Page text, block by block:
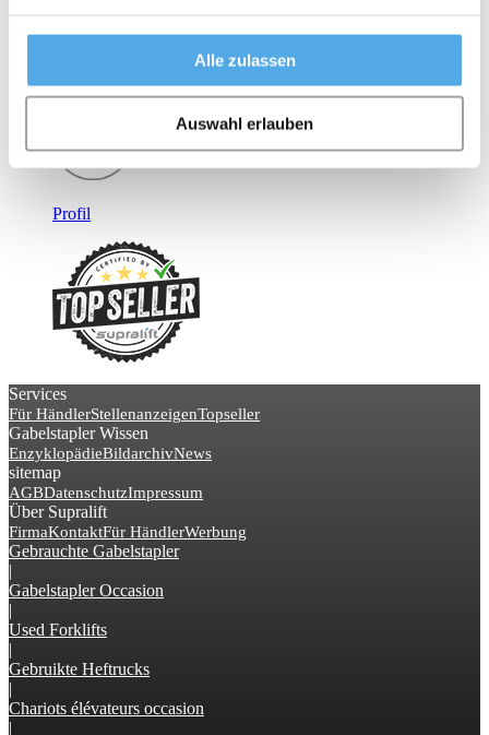
Alle zulassen
Auswahl erlauben
Profil
Services
Für HändlerStellenanzeigenTopseller
Gabelstapler Wissen
EnzyklopädieBildarchivNews
sitemap
AGBDatenschutzImpressum
Über Supralift
FirmaKontaktFür HändlerWerbung
Gebrauchte Gabelstapler
|
Gabelstapler Occasion
|
Used Forklifts
|
Gebruikte Heftrucks
|
Chariots élévateurs occasion
|